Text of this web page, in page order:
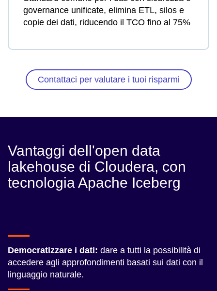
governance unificate, elimina ETL, silos e
copie dei dati, riducendo il TCO fino al 75%
Contattaci per valutare i tuoi risparmi
Vantaggi dell'open data
lakehouse di Cloudera, con
tecnologia Apache Iceberg
Democratizzare i dati: dare a tutti la possibilità di
accedere agli approfondimenti basati sui dati con il
linguaggio naturale.